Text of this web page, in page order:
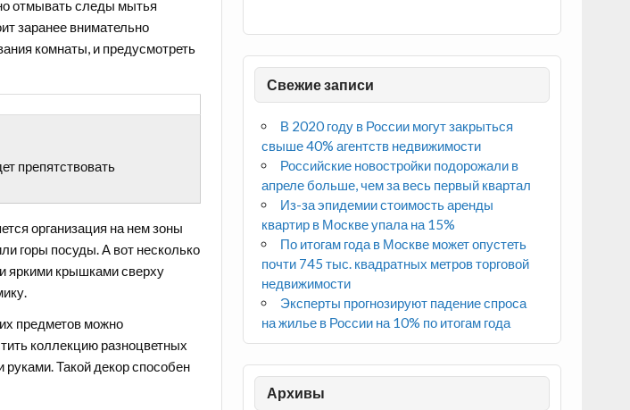
отмывать следы мытья
заранее внимательно
комнаты, и предусмотреть
препятствовать
организация на немзоны
горы посуды. А вот несколько
яркими крышками сверху
предметов можно
коллекцию разноцветных
Такой декор способен
Свежие записи
В 2020 году в России могут закрыться
свыше 40% агентств недвижимости
Российские новостройки подорожали в
апреле больше, чем за весь первый квартал
Из-за эпидемии стоимость аренды
квартир в Москве упала на 15%
По итогам года в Москве может опустеть
почти 745 тыс. квадратных метров торговой
недвижимости
Эксперты прогнозируют падение спроса
на жилье в России на 10% по итогам года
Архивы